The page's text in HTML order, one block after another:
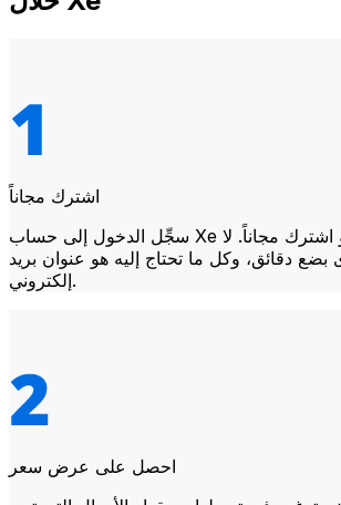
اشترك مجاناً
سجِّل الدخول إلى حساب Xe الخاص بك أو اشترك مجاناً. لا
دقائق، وكل ما تحتاج إليه هو عنوان بريد
إلكتروني.
احصل على عرض سعر